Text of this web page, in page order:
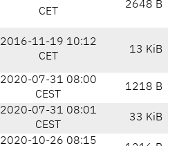
CET
2648 B
2016-11-19 10:12
CET
13 KiB
2020-07-31 08:00
CEST
1218 B
2020-07-31 08:01
CEST
33 KiB
2020-10-26 08:15